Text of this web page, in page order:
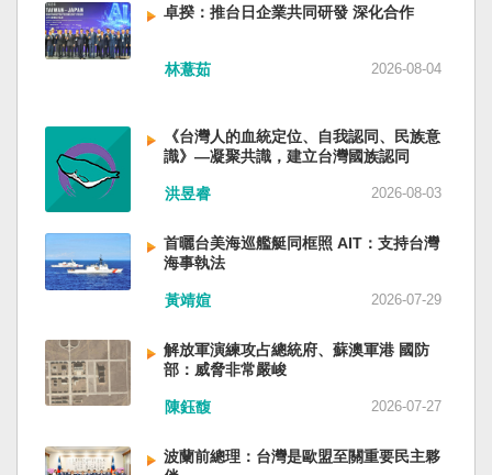
委鍾紹軍等。 黨政系統部分，前廣西政府主席藍
天立、前內蒙古政府主席王莉霞、前中國證監會
主席易會滿、前內蒙古黨委書記孫紹騁、前浙江
信部部長金壯龍、前中央軍民融合辦常務副主任
雷凡培，都是被不正常免職。 最新的河北黨書記
倪岳峰「另有任用」，應該是與德國之聲與紐約
時報披露張家口對海外人士動態控制平台被登錄
有關。 這些大清洗是反映習近平的穩定還是不
安？ （作者林保華為資深時事評論員）
語，一如新加坡留下英文，本土原有的福佬話、
客家話、原住民各族語也不會被壓迫。 如果一九
四五年八一五台灣獨立了，台灣早已是聯合國會
員國，也不至於迄今仍以國體不明的身分爭取加
爭。當然也沒有以反共為名、行專政之實的卅八
年戒嚴讓許多政治受難者的母親長期在黑夜哭
泣。 如果一九四五年八一五台灣獨立了，台灣早
已民主化，不必有長期戒嚴體制的壓迫，也沒有
群落留下來的遺民問題。漢字文化圈的國家台灣
會傳承更多日本留下來的風貌，如果吸引中國人
來台也是中國僑民或台灣新住民、新國民，而不
了，台灣早就是一個小而美的民主國家，不必在
國民養成過程的教育被教導成一個虛構的大國，
也不會有見證二二八事件的美國副領事葛超智
萬六千多平方公里的美麗島嶼群落，中央山脈南
北相連，四面海域環抱，是島嶼國度不是大陸國
樣位於地震頻繁區域的台灣，防災工作不能只關
注災害發生後如何救援，更要思考受災者如何在
避難期間獲得安全且有尊嚴的生活。 台灣多年來
累積不少災害應變經驗，但每當重大災害發生，
者，即使面臨撤離要求，也不願離開自己的家
園，讓第一線執行撤離工作的公務人員承受壓
力。 表面上看，這似乎是防災意識不足；但更深
層的問題是，我們是否建立了一套讓人民願意避
只是住所，更是多年生活累積的情感依靠。離開
熟悉環境，本身就是重大心理挑戰。如果避難場
所只是學校體育館或公共禮堂，提供基本收容功
活便利性，民眾自然可能對撤離有所抗拒。 因
此，現代防災不能只是「把人帶離危險區域」，
而要建立讓人民相信「離開家後仍能受到妥善照
障礙者等需求，包括降溫設備、電力備援、醫療
支援與基本生活品質。 在重大災害應變中，台灣
卓揆：推台日企業共同研發 深化合作
林薏茹 2026-08-04
《台灣人的血統定位、自我認同、民族意
識》—凝聚共識，建立台灣國族認同
洪昱睿 2026-08-03
首曬台美海巡艦艇同框照 AIT：支持台灣
海事執法
黃靖媗 2026-07-29
解放軍演練攻占總統府、蘇澳軍港 國防
部：威脅非常嚴峻
陳鈺馥 2026-07-27
波蘭前總理：台灣是歐盟至關重要民主夥